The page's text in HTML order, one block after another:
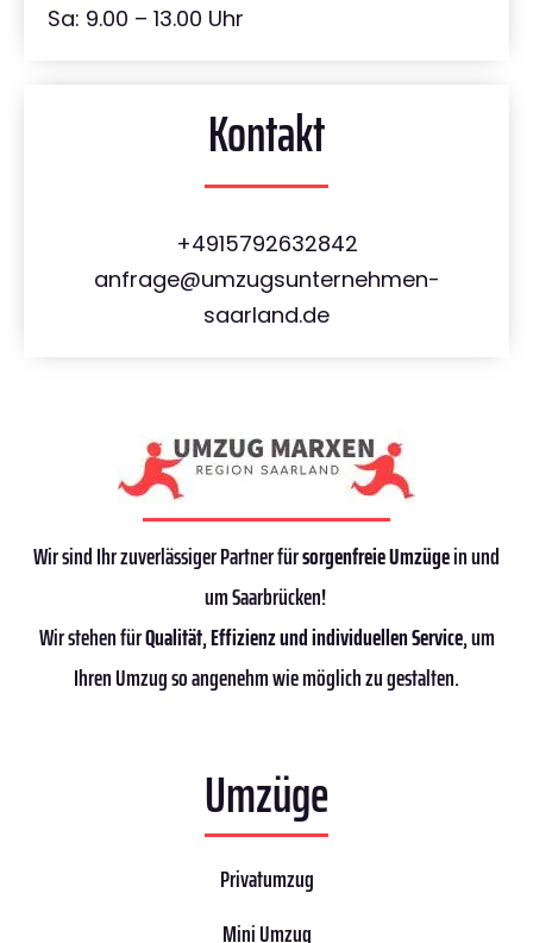
Sa: 9.00 – 13.00 Uhr
Kontakt
+4915792632842
anfrage@umzugsunternehmen-
saarland.de
Wir sind Ihr zuverlässiger Partner fürsorgenfreie Umzügein und
um Saarbrücken!
Wir stehen fürQualität,Effizienzund individuellen Service, um
Ihren Umzug so angenehm wie möglich zu gestalten.
Umzüge
Privatumzug
Mini Umzug